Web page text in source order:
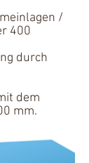
/
400
durch
dem
mm.